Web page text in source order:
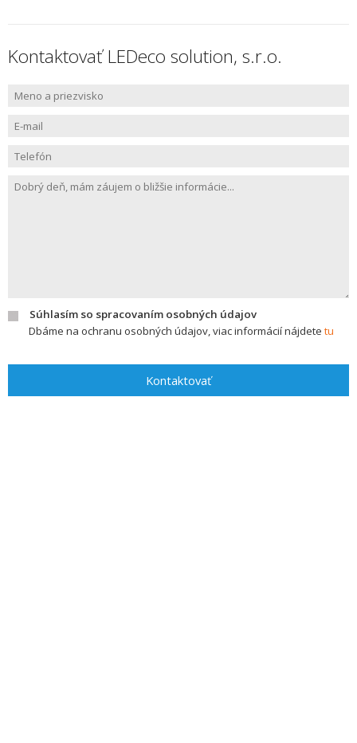
Kontaktovať LEDeco solution, s.r.o.
Súhlasím so spracovaním osobných údajov
Dbáme na ochranu osobných údajov, viac informácií nájdete tu
Kontaktovať